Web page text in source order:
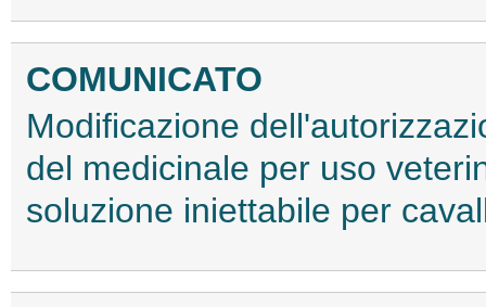
COMUNICATO
Modificazione
del medicinale per uso
soluzione iniettabile per